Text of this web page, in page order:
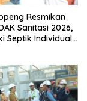
Resmikan
Sanitasi 2026,
Septik Individual